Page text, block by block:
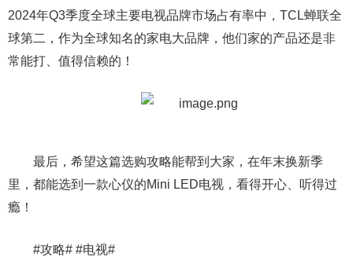
2024年Q3季度全球主要电视品牌市场占有率中，TCL蝉联全
球第二，作为全球知名的家电大品牌，他们家的产品还是非
常能打、值得信赖的！
最后，希望这篇选购攻略能帮到大家，在年末换新季
里，都能选到一款心仪的Mini LED电视，看得开心、听得过
瘾！
#攻略# #电视#